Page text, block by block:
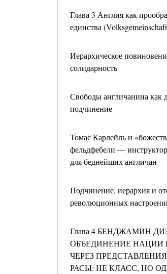
Глава 3 Англия как
единства
Иерархическое
солидарность
Свободы англичанина как
подчинение
Томас Карлейль и
фельдфебели —
для беднейших англичан
Подчинение, иерархия и
революционных
Глава 4 БЕНДЖАМИН
ОБЪЕДИНЕНИЕ
ЧЕРЕЗ
РАСЫ: НЕ КЛАСС, НО